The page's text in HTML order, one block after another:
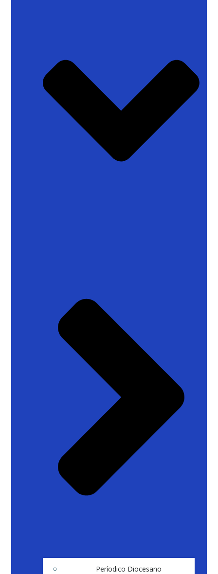
Períodico Diocesano